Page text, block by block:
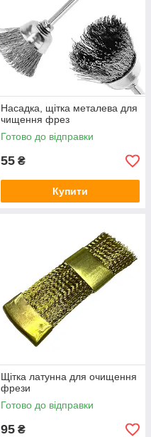
Насадка, щітка металева для
чищення фрез
Готово до відправки
55 ₴
Купити
Щітка латунна для очищення
фрези
Готово до відправки
95 ₴